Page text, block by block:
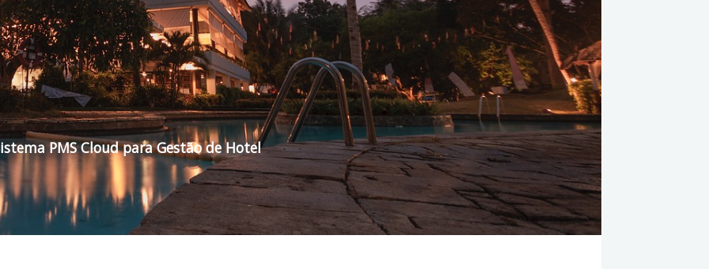
PMS Cloud para Gestão de Hotel